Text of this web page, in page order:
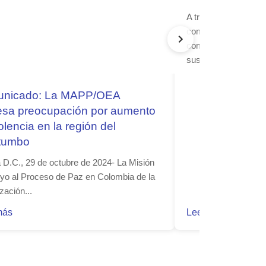
La MAPP/OEA
preocupación por aumento
en la región del
D.C., 29 de octubre de 2024- La Misión
al Proceso de Paz en Colombia de la
A través de cinco
comunitarias, los
comunidades de
sus capacidades...
Leer más